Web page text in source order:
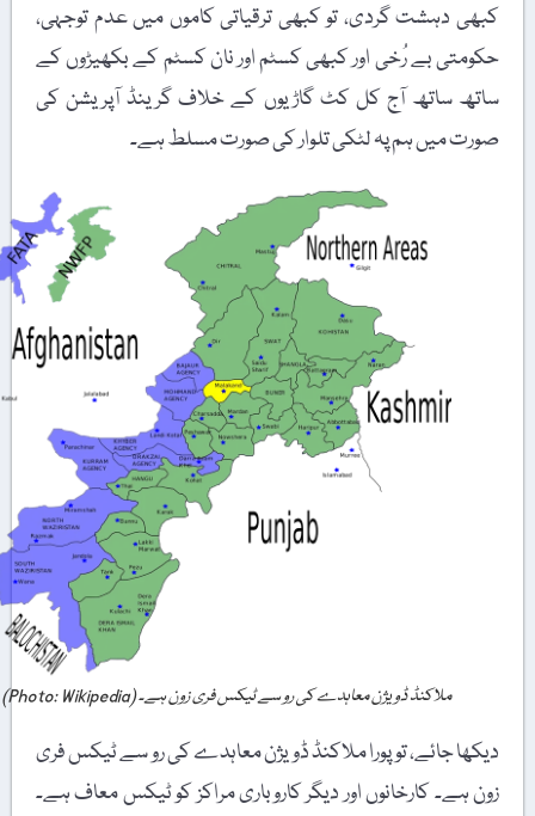
کبھی دہشت گردی، تو کبھی ترقیاتی کاموں میں عدم توجہی،
حکومتی بے رُخی اور کبھی کسٹم اور نان کسٹم کے بکھیڑوں کے
ساتھ ساتھ آج کل کٹ گاڑیوں کے خلاف گرینڈ آپریشن کی
صورت میں ہم پہ لٹکی تلوار کی صورت مسلط ہے۔
ملاکنڈ ڈویژن معاہدے کی رو سے ٹیکس فری زون ہے۔ (Photo: Wikipedia)
دیکھا جائے، تو پورا ملاکنڈ ڈویژن معاہدے کی رو سے ٹیکس فری
زون ہے۔ کارخانوں اور دیگر کاروباری مراکز کو ٹیکس معاف ہے۔